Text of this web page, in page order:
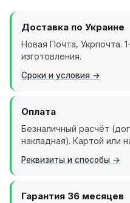
Доставка по Украине
Новая Почта, Укрпочта.
изготовления.
Сроки и условия
Оплата
Безналичный расчёт
накладная). Картой или
Реквизиты и способы
Гарантия 36 месяцев